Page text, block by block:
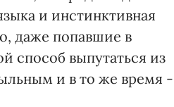
и инстинктивная
даже попавшие в
способ выпутаться из
и в то же время -